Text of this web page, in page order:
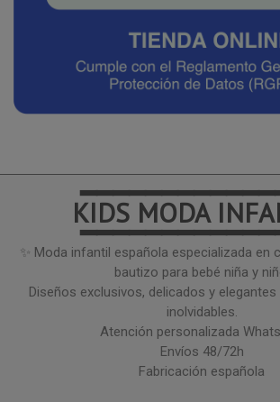
KIDS MODA
✨ Moda infantil española especializada en
bautizo para bebé niña y
Diseños exclusivos, delicados y
inolvidables.
Atención personalizada
Envíos 48/72h
Fabricación española